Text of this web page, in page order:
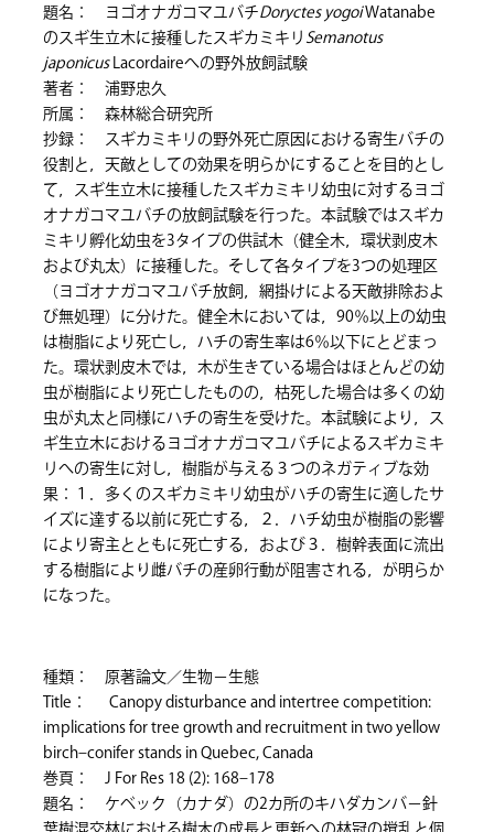
題名： ヨゴオナガコマユバチDoryctes yogoiWatanabe
のスギ生立木に接種したスギカミキリ Semanotus
japonicusLacordaireへの野外放飼試験
著者： 浦野忠久
所属： 森林総合研究所
抄録： スギカミキリの野外死亡原因における寄生バチの
役割と，天敵としての効果を明らかにすることを目的とし
て，スギ生立木に接種したスギカミキリ幼虫に対するヨゴ
オナガコマユバチの放飼試験を行った。本試験ではスギカ
ミキリ孵化幼虫を3タイプの供試木（健全木，環状剥皮木
および丸太）に接種した。そして各タイプを3つの処理区
（ヨゴオナガコマユバチ放飼，網掛けによる天敵排除およ
び無処理）に分けた。健全木においては，90％以上の幼虫
は樹脂により死亡し，ハチの寄生率は6％以下にとどまっ
た。環状剥皮木では，木が生きている場合はほとんどの幼
虫が樹脂により死亡したものの，枯死した場合は多くの幼
虫が丸太と同様にハチの寄生を受けた。本試験により，ス
ギ生立木におけるヨゴオナガコマユバチによるスギカミキ
リへの寄生に対し，樹脂が与える３つのネガティブな効
果：１．多くのスギカミキリ幼虫がハチの寄生に適したサ
イズに達する以前に死亡する，２．ハチ幼虫が樹脂の影響
により寄主とともに死亡する，および３．樹幹表面に流出
する樹脂により雌バチの産卵行動が阻害される，が明らか
になった。
種類： 原著論文／生物－生態
Title： Canopy disturbance and intertree competition:
implications for tree growth and recruitment in two yellow
birch–conifer stands in Quebec, Canada
巻頁： J For Res 18 (2): 168–178
題名： ケベック（カナダ）の2カ所のキハダカンバ－針